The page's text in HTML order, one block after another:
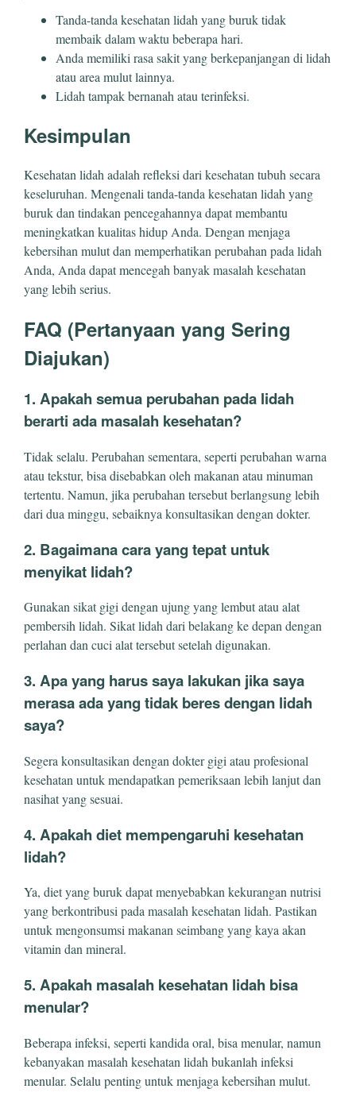
Tanda-tanda kesehatan lidah yang buruk tidak
membaik dalam waktu beberapa hari.
Anda memiliki rasa sakit yang berkepanjangan di lidah
atau area mulut lainnya.
Lidah tampak bernanah atau terinfeksi.
Kesimpulan
Kesehatan lidah adalah refleksi dari kesehatan tubuh secara
keseluruhan. Mengenali tanda-tanda kesehatan lidah yang
buruk dan tindakan pencegahannya dapat membantu
meningkatkan kualitas hidup Anda. Dengan menjaga
kebersihan mulut dan memperhatikan perubahan pada lidah
Anda, Anda dapat mencegah banyak masalah kesehatan
yang lebih serius.
FAQ (Pertanyaan yang Sering
Diajukan)
1. Apakah semua perubahan pada lidah
berarti ada masalah kesehatan?
Tidak selalu. Perubahan sementara, seperti perubahan warna
atau tekstur, bisa disebabkan oleh makanan atau minuman
tertentu. Namun, jika perubahan tersebut berlangsung lebih
dari dua minggu, sebaiknya konsultasikan dengan dokter.
2. Bagaimana cara yang tepat untuk
menyikat lidah?
Gunakan sikat gigi dengan ujung yang lembut atau alat
pembersih lidah. Sikat lidah dari belakang ke depan dengan
perlahan dan cuci alat tersebut setelah digunakan.
3. Apa yang harus saya lakukan jika saya
merasa ada yang tidak beres dengan lidah
saya?
Segera konsultasikan dengan dokter gigi atau profesional
kesehatan untuk mendapatkan pemeriksaan lebih lanjut dan
nasihat yang sesuai.
4. Apakah diet mempengaruhi kesehatan
lidah?
Ya, diet yang buruk dapat menyebabkan kekurangan nutrisi
yang berkontribusi pada masalah kesehatan lidah. Pastikan
untuk mengonsumsi makanan seimbang yang kaya akan
vitamin dan mineral.
5. Apakah masalah kesehatan lidah bisa
menular?
Beberapa infeksi, seperti kandida oral, bisa menular, namun
kebanyakan masalah kesehatan lidah bukanlah infeksi
menular. Selalu penting untuk menjaga kebersihan mulut.